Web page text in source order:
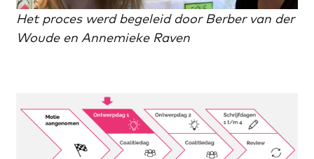
Het proces werd begeleid door Berber van der
Woude en Annemieke Raven